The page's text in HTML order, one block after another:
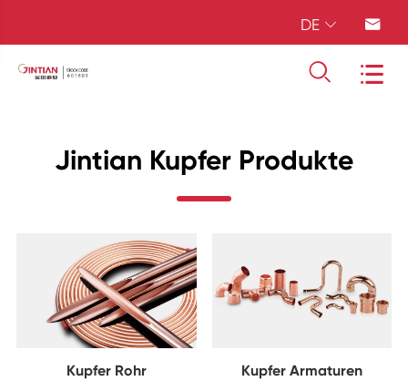
DE  
 
Jintian Kupfer Produkte
Kupfer Rohr Kupfer Armaturen